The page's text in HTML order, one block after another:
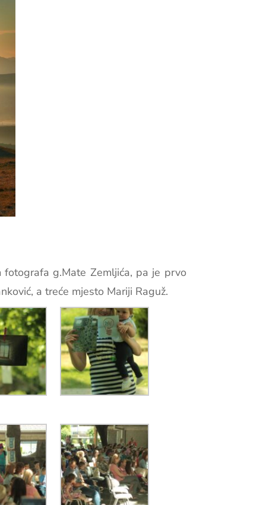
g.Mate Zemljića, pa je prvo
a treće mjesto Mariji Raguž.